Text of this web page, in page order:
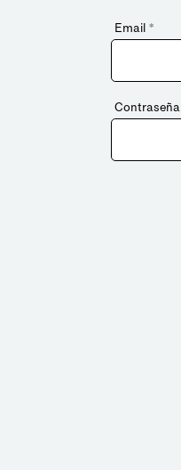
Email *
Contraseña